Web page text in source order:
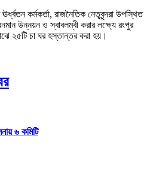
কর্মকর্তা, রাজনৈতিক নেতৃবৃন্দরা উপস্থিত
উন্নয়ন ও স্বাবলম্বী করার লক্ষ্যে রংপুর
২৫টি চা ঘর হস্তান্তর করা হয়।
৬ কমিটি